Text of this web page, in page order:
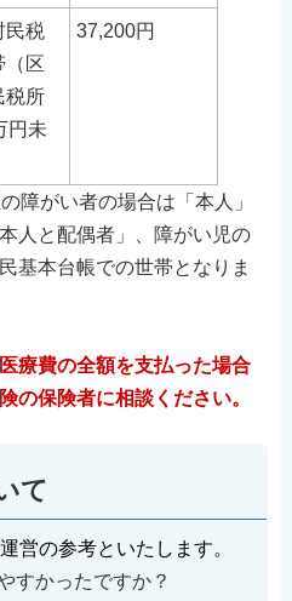
民税
（区
税所
円未
37,200円
障がい者の場合は「本人」
人と配偶者」、障がい児の
基本台帳での世帯となりま
療費の全額を支払った場合
の保険者に相談ください。
て
営の参考といたします。
すかったですか？